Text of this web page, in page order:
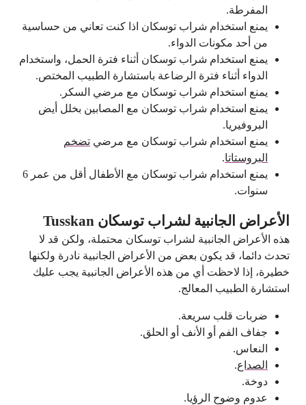
المفرطة.
يمنع استخدام شراب توسكان اذا كنت تعاني من حساسية
من أحد مكونات الدواء.
يمنع استخدام شراب توسكان أثناء فترة الحمل، واستخدام
الدواء أثناء فترة الرضاعة باستشارة الطبيب المختص.
يمنع استخدام شراب توسكان مع مرضي السكر.
يمنع استخدام شراب توسكان مع المصابين بخلل أيض
البروفيريا.
يمنع استخدام شراب توسكان مع مرضي تضخم
البروستاتا.
يمنع استخدام شراب توسكان مع الأطفال أقل من عمر 6
سنوات.
الأعراض الجانبية لشراب توسكان Tusskan
هذه الأعراض الجانبية لشراب توسكان محتملة، ولكن قد لا
تحدث دائما، قد يكون بعض من الأعراض الجانبية نادرة ولكنها
خطيرة، إذا لاحظت أي من هذه الأعراض الجانبية يجب عليك
استشارة الطبيب المعالج.
ضربات قلب سريعة.
جفاف الفم أو الأنف أو الحلق.
النعاس.
الصداع.
دوخة.
عدوم وضوح الرؤيا.